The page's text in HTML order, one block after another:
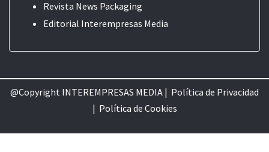
Revista News Packaging
Editorial Interempresas Media
@Copyright INTEREMPRESAS MEDIA | Política de Privacidad
| Política de Cookies